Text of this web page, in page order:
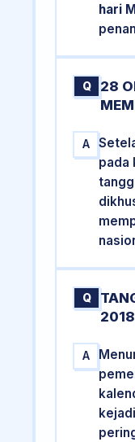
hari
Q
28
A
pada
Q
A